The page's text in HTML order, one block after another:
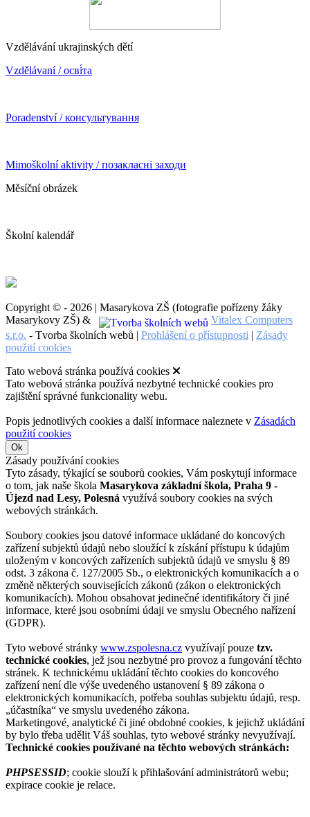
Vzdělávání ukrajinských dětí
Vzdělávaní / осві́та
Poradenství / консультування
Mimoškolní aktivity / позакласні заходи
Měsíční obrázek
Školní kalendář
Copyright © - 2026 | Masarykova ZŠ (fotografie pořízeny žáky
Masarykovy ZŠ) &
Vitalex Computers
s.r.o. - Tvorba školních webů | Prohlášení o přístupnosti | Zásady
použití cookies
Tato webová stránka používá cookies
Tato webová stránka používá nezbytné technické cookies pro
zajištění správné funkcionality webu.
Popis jednotlivých cookies a další informace naleznete v Zásadách
použití cookies
Ok
Zásady používání cookies
Tyto zásady, týkající se souborů cookies, Vám poskytují informace
o tom, jak naše škola Masarykova základní škola, Praha 9 -
Újezd nad Lesy, Polesná využívá soubory cookies na svých
webových stránkách.
Soubory cookies jsou datové informace ukládané do koncových
zařízení subjektů údajů nebo sloužící k získání přístupu k údajům
uloženým v koncových zařízeních subjektů údajů ve smyslu § 89
odst. 3 zákona č. 127/2005 Sb., o elektronických komunikacích a o
změně některých souvisejících zákonů (zákon o elektronických
komunikacích). Mohou obsahovat jedinečné identifikátory či jiné
informace, které jsou osobními údaji ve smyslu Obecného nařízení
(GDPR).
Tyto webové stránky www.zspolesna.cz využívají pouze tzv.
technické cookies, jež jsou nezbytné pro provoz a fungování těchto
stránek. K technickému ukládání těchto cookies do koncového
zařízení není dle výše uvedeného ustanovení § 89 zákona o
elektronických komunikacích, potřeba souhlas subjektu údajů, resp.
„účastníka“ ve smyslu uvedeného zákona.
Marketingové, analytické či jiné obdobné cookies, k jejichž ukládání
by bylo třeba udělit Váš souhlas, tyto webové stránky nevyužívají.
Technické cookies používané na těchto webových stránkách:
PHPSESSID; cookie slouží k přihlašování administrátorů webu;
expirace cookie je relace.